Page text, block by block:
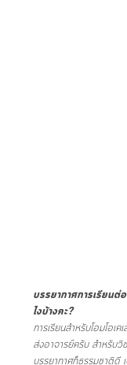
บรรยากาศการเรียน
ไงบ้างคะ?
การเรียนสำหรับโอมโอ
ส่งอาจารย์ครับ สำหรับวิ
บรรยากาศก็ธรรมชาติดี